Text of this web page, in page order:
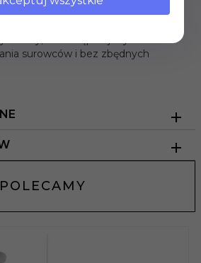
wymienne żarówki,
Więc, gdy LOOPEZ
że zastąpisz jedynie źródło
surowców i bez zbędnych
POLECAMY